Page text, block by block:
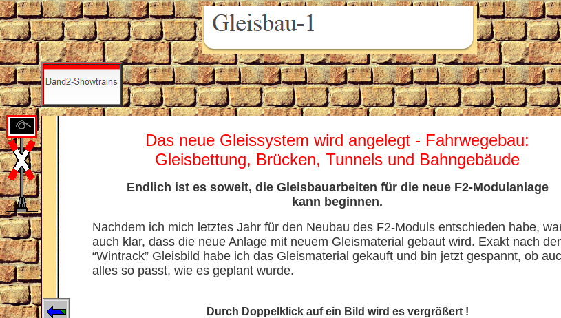
Das neue Gleissystem wird angelegt - Fahrwegebau:
Gleisbettung, Brücken, Tunnels und Bahngebäude
Endlich ist es soweit, die Gleisbauarbeiten für die neue F2-Modulanlage
kann beginnen.
Nachdem ich mich letztes Jahr für den Neubau des F2-Moduls entschieden habe,
auch klar, dass die neue Anlage mit neuem Gleismaterial gebaut wird. Exakt nach
“Wintrack” Gleisbild habe ich das Gleismaterial gekauft und bin jetzt gespannt, ob
alles so passt, wie es geplant wurde.
Durch Doppelklick auf ein Bild wird es vergrößert !